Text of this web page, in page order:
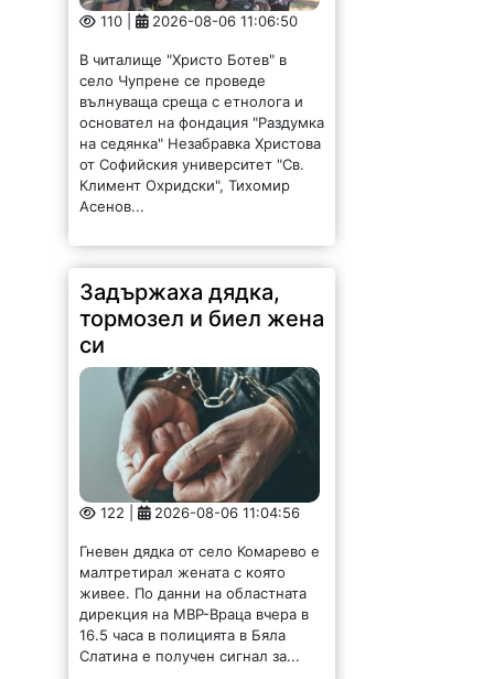
В читалище "Христо Ботев" в
село Чупрене се проведе
вълнуваща среща с етнолога и
основател на фондация "Раздумка
на седянка" Незабравка Христова
от Софийския университет "Св.
Климент Охридски", Тихомир
Асенов...
Задържаха дядка,
тормозел и биел жена
си
122 | 2026-08-06 11:04:56
Гневен дядка от село Комарево е
малтретирал жената с която
живее. По данни на областната
дирекция на МВР-Враца вчера в
16.5 часа в полицията в Бяла
Слатина е получен сигнал за...